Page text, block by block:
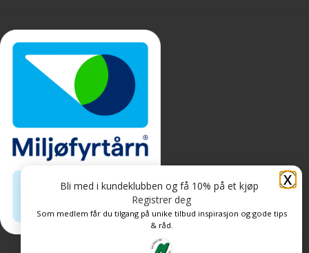
Personvern og informasjonskapsler
X
Bli med i kundeklubben og få 10% på et kjøp
Registrer deg
Som medlem får du tilgang på unike tilbud inspirasjon og gode tips
& råd.